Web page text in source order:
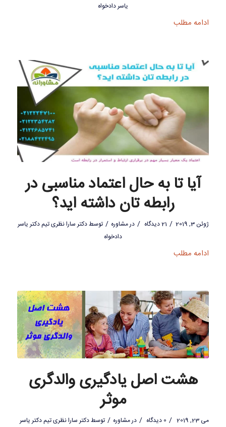
یاسر دادخواه
ادامه مطلب
آیا تا به حال اعتماد مناسبی در
رابطه تان داشته اید؟
ژوئن 3, 2019 / 21 دیدگاه / درمشاوره / توسطدکتر سارا نظری تیم دکتر یاسر
دادخواه
ادامه مطلب
هشت اصل یادگیری والدگری
موثر
می 23, 2019 / 0 دیدگاه / درمشاوره / توسطدکتر سارا نظری تیم دکتر یاسر